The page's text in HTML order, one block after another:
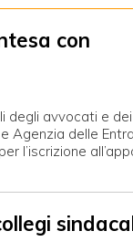
con
degli avvocati e dei
Agenzia delle
l’iscrizione